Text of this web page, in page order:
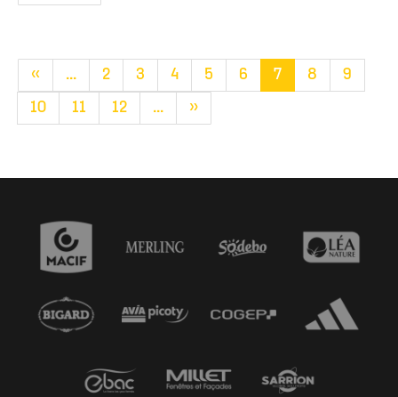
« ... 2 3 4 5 6 7 8 9
10 11 12 ... »